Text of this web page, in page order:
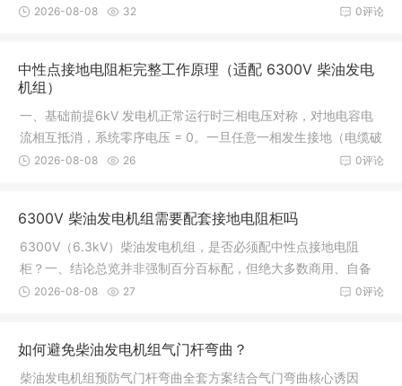
短接在一起，汇集的公共节点就是中性点 N，分两处可以找到：
0评论
2026-08-08 32
中性点接地电阻柜完整工作原理（适配 6300V 柴油发电
机组）
一、基础前提6kV 发电机正常运行时三相电压对称，对地电容电
流相互抵消，系统零序电压 = 0。一旦任意一相发生接地（电缆破
皮、绝缘击穿、设备碰壳），三相平衡被打破，系统产生零序电
0评论
2026-08-08 26
6300V 柴油发电机组需要配套接地电阻柜吗
6300V（6.3kV）柴油发电机组，是否必须配中性点接地电阻
柜？一、结论总览并非强制百分百标配，但绝大多数商用、自备
电站、带电缆出线、需连续供电的 6.3kV 柴油高压机组，建议 /
0评论
2026-08-08 27
如何避免柴油发电机组气门杆弯曲？
柴油发电机组预防气门杆弯曲全套方案结合气门弯曲核心诱因